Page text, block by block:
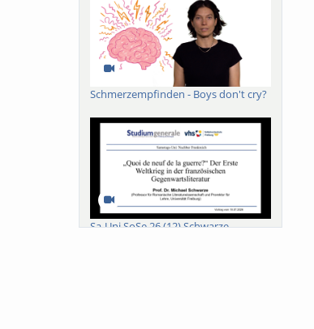
Schmerzempfinden - Boys don't cry?
Sa-Uni SoSe 26 (12) Schwarze